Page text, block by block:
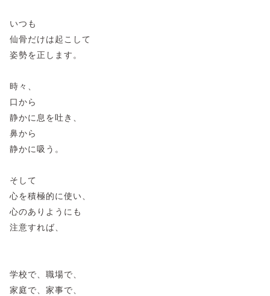
いつも
仙骨だけは起こして
姿勢を正します。
時々、
口から
静かに息を吐き、
鼻から
静かに吸う。
そして
心を積極的に使い、
心のありようにも
注意すれば、
学校で、職場で、
家庭で、家事で、